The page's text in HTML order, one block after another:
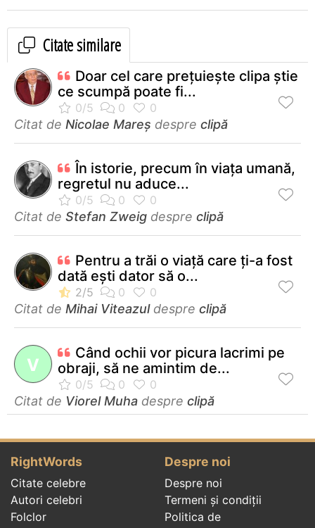
Citate similare
Doar cel care preţuieşte clipa ştie
ce scumpă poate fi...
Citat de Nicolae Mareș despre clipă
În istorie, precum în viaţa umană,
regretul nu aduce...
Citat de Stefan Zweig despre clipă
Pentru a trăi o viață care ți-a fost
dată ești dator să o...
Citat de Mihai Viteazuldespre clipă
V
Când ochii vor picura lacrimi pe
obraji, să ne amintim de...
Citat de Viorel Muha despre clipă
RightWords
Citate celebre
Autori celebri
Folclor
Despre noi
Despre noi
Termeni și condiții
Politica de